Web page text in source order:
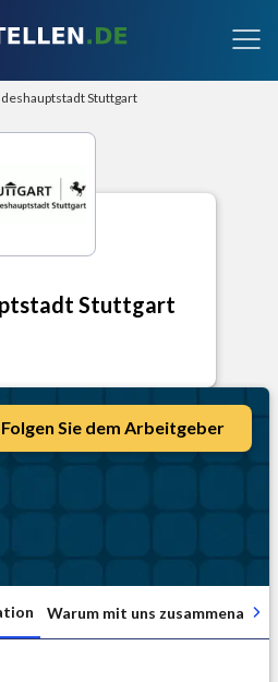
Stuttgart
Stuttgart
Folgen Sie dem Arbeitgeber
Warum mit uns